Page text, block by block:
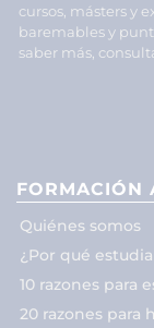
cursos, másters y
baremables y
saber más,
FORMACIÓN
Quiénes somos
¿Por qué
10 razones para
20 razones para